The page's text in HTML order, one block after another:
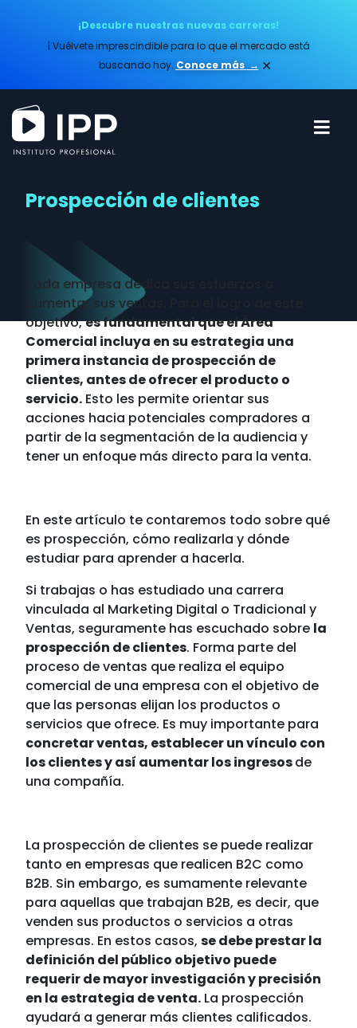
¡Descubre nuestras nuevas carreras!
| Vuélvete imprescindible para lo que el mercado está
buscando hoy. Conoce más​ → ×
Prospección de clientes
Toda empresa dedica sus esfuerzos a
aumentar sus ventas. Para el logro de este
objetivo,es fundamental que el Área
Comercial incluya en su estrategia una
primera instancia de prospección de
clientes, antes de ofrecer el producto o
servicio. Esto les permite orientar sus
acciones hacia potenciales compradores a
partir de la segmentación de la audiencia y
tener un enfoque más directo para la venta.
En este artículo te contaremos todo sobre qué
es prospección, cómo realizarla y dónde
estudiar para aprender a hacerla.
Si trabajas o has estudiado una carrera
vinculada al Marketing Digital o Tradicional y
Ventas, seguramente has escuchado sobre la
prospección de clientes. Forma parte del
proceso de ventas que realiza el equipo
comercial de una empresa con el objetivo de
que las personas elijan los productos o
servicios que ofrece. Es muy importante para
concretar ventas, establecer un vínculo con
los clientes y así aumentar los ingresosde
una compañía.
La prospección de clientes se puede realizar
tanto en empresas que realicen B2C como
B2B. Sin embargo, es sumamente relevante
para aquellas que trabajan B2B, es decir, que
venden sus productos o servicios a otras
empresas. En estos casos,se debe prestar la
definición del público objetivo puede
requerir de mayor investigación y precisión
en la estrategia de venta. La prospección
ayudará a generar más clientes calificados.